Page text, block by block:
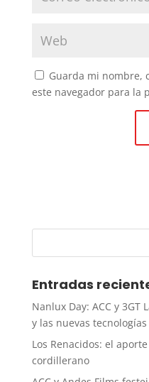
Guarda mi nombre,
este navegador para la
Entradas
Nanlux Day: ACC y 3GT
y las nuevas
Los Renacidos: el
cordillerano